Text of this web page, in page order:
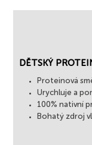
DĚTSKÝ
Proteinová
Urychluje a
100% nativní
Bohatý zdroj